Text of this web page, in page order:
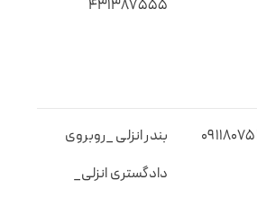
431387555
بندر انزلی _روبروی
دادگستری انزلی_